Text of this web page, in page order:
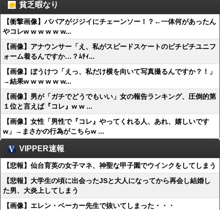
貧乏暇なり
【衝撃画像】ババアがジジイにチェーンソー！？←一体何があったん
やコレw w w w w w...
【画像】アナウンサー「え、私がスピードスケートのピチピチユニフ
ォーム着るんですか…？ﾑﾁｨ...
【画像】ぼうけつ「えっ、私だけ横を向いて写真撮るんですか？！」
→結果w w w w w w...
【画像】男が「ガチでどうでもいい」女の報告ランキング、圧倒的第
１位と言えば『コレ』w w ...
【画像】女性「男性で『コレ』やってくれる人、あれ、嬉しいです
w」→まさかの行為がこちらw ...
VIPPER速報
【悲報】仙台育英の女子マネ、神聖な甲子園でウインクをしてしまう
【悲報】大学生の頃に出会ったJSと大人になってから再会し結婚し
た男、大炎上してしまう
【画像】エレン・ベーカー先生で抜いてしまった・・・